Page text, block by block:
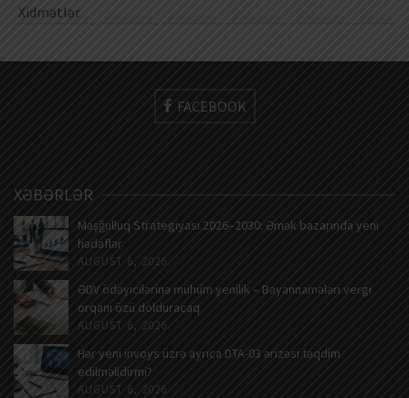
Xidmətlər
FACEBOOK
XƏBƏRLƏR
Məşğulluq Strategiyası 2026–2030: Əmək bazarında yeni
hədəflər
AUGUST 6, 2026
ƏDV ödəyicilərinə mühüm yenilik – Bəyannamələri vergi
orqanı özü dolduracaq
AUGUST 6, 2026
Hər yeni invoys üzrə ayrıca DTA-03 ərizəsi təqdim
edilməlidirmi?
AUGUST 6, 2026